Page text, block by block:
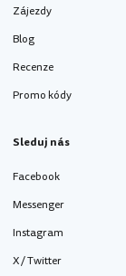
Zájezdy
Blog
Recenze
Promo kódy
Sleduj nás
Facebook
Messenger
Instagram
X / Twitter